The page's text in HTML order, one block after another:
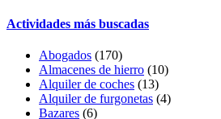
Actividades más buscadas
Abogados (170)
Almacenes de hierro (10)
Alquiler de coches (13)
Alquiler de furgonetas (4)
Bazares (6)